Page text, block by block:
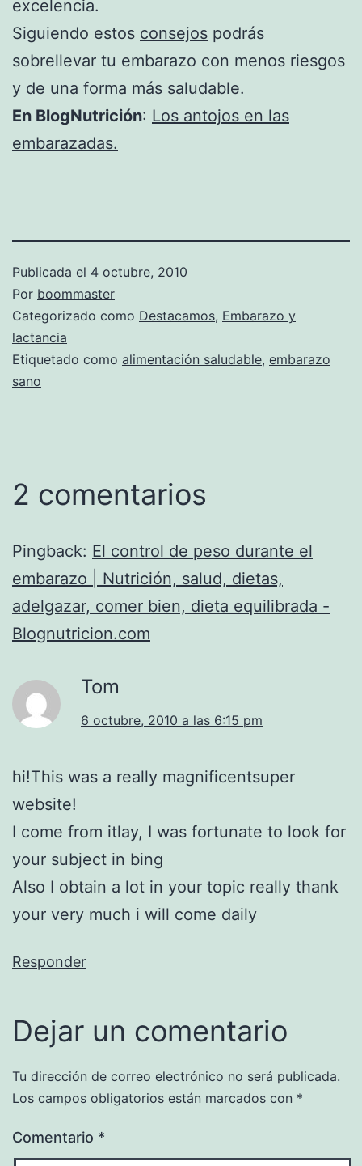
excelencia.
Siguiendo estos consejos podrás
sobrellevar tu embarazo con menos riesgos
y de una forma más saludable.
En BlogNutrición: Los antojos en las
embarazadas.
Publicada el 4 octubre, 2010
Por boommaster
Categorizado como Destacamos, Embarazo y
lactancia
Etiquetado como alimentación saludable, embarazo
sano
2 comentarios
Pingback: El control de peso durante el
embarazo | Nutrición, salud, dietas,
adelgazar, comer bien, dieta equilibrada -
Blognutricion.com
Tom
6 octubre, 2010 a las 6:15 pm
hi!This was a really magnificentsuper
website!
I come from itlay, I was fortunate to look for
your subject in bing
Also I obtain a lot in your topic really thank
your very much i will come daily
Responder
Dejar un comentario
Tu dirección de correo electrónico no será publicada.
Los campos obligatorios están marcados con *
Comentario *